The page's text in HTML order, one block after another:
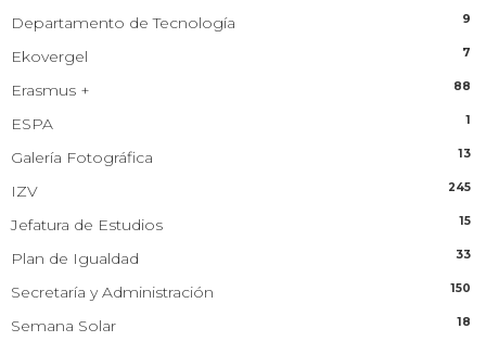
Departamento de Tecnología 9
Ekovergel 7
Erasmus + 88
ESPA 1
Galería Fotográfica 13
IZV 245
Jefatura de Estudios 15
Plan de Igualdad 33
Secretaría y Administración 150
Semana Solar 18